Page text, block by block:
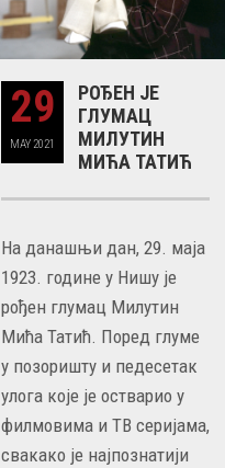
29
MAY 2021
РОЂЕН ЈЕ
ГЛУМАЦ
МИЛУТИН
МИЋА ТАТИЋ
На данашњи дан, 29. маја
1923. године у Нишу је
рођен глумац Милутин
Мића Татић. Поред глуме
у позоришту и педесетак
улога које је остварио у
филмовима и ТВ серијама,
свакако је најпознатији